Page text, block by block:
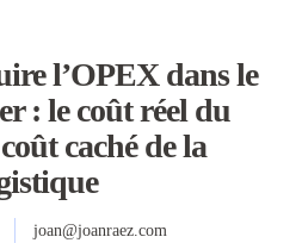
l’OPEX dans le
: le coût réel du
caché de la
joan@joanraez.com